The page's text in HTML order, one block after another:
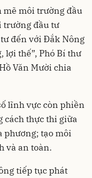
môi trường đầu
trường đầu tư
đến với Đắk Nông
lợi thế”, Phó Bí thư
Văn Mười chia
lĩnh vực còn phiền
cách thực thi giữa
phương; tạo môi
và an toàn.
tiếp tục phát